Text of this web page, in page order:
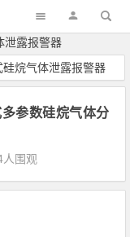
泄露报警器
硅烷气体泄露报警器
参数硅烷气体分
人围观